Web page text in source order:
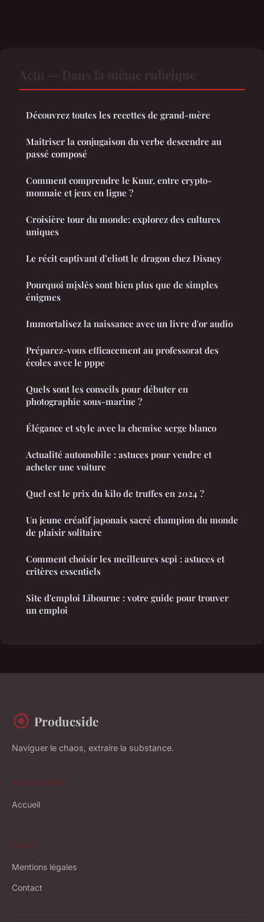
Découvrez toutes les recettes de grand-mère
Maîtriser la conjugaison du verbe descendre au
passé composé
Comment comprendre le Kuur, entre crypto-
monnaie et jeux en ligne ?
Croisière tour du monde: explorez des cultures
uniques
Le récit captivant d’eliott le dragon chez Disney
Pourquoi mįslės sont bien plus que de simples
énigmes
Immortalisez la naissance avec un livre d'or audio
Préparez-vous efficacement au professorat des
écoles avec le pppe
Quels sont les conseils pour débuter en
photographie sous-marine ?
Élégance et style avec la chemise serge blanco
Actualité automobile : astuces pour vendre et
acheter une voiture
Quel est le prix du kilo de truffes en 2024 ?
Un jeune créatif japonais sacré champion du monde
de plaisir solitaire
Comment choisir les meilleures scpi : astuces et
critères essentiels
Site d'emploi Libourne : votre guide pour trouver
un emploi
Producside
Naviguer le chaos, extraire la substance.
NAVIGATION
Accueil
LÉGAL
Mentions légales
Contact